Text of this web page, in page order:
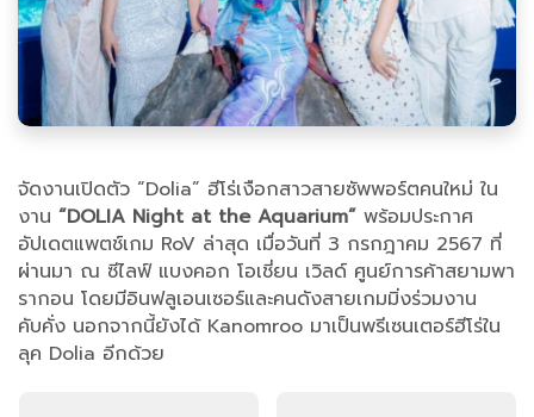
จัดงานเปิดตัว “Dolia” ฮีโร่เงือกสาวสายซัพพอร์ตคนใหม่ ใน
งาน “DOLIA Night at the Aquarium” พร้อมประกาศ
อัปเดตแพตช์เกม RoV ล่าสุด เมื่อวันที่ 3 กรกฎาคม 2567 ที่
ผ่านมา ณ ซีไลฟ์ แบงคอก โอเชี่ยน เวิลด์ ศูนย์การค้าสยามพา
รากอน โดยมีอินฟลูเอนเซอร์และคนดังสายเกมมิ่งร่วมงาน
คับคั่ง นอกจากนี้ยังได้ Kanomroo มาเป็นพรีเซนเตอร์ฮีโร่ใน
ลุค Dolia อีกด้วย